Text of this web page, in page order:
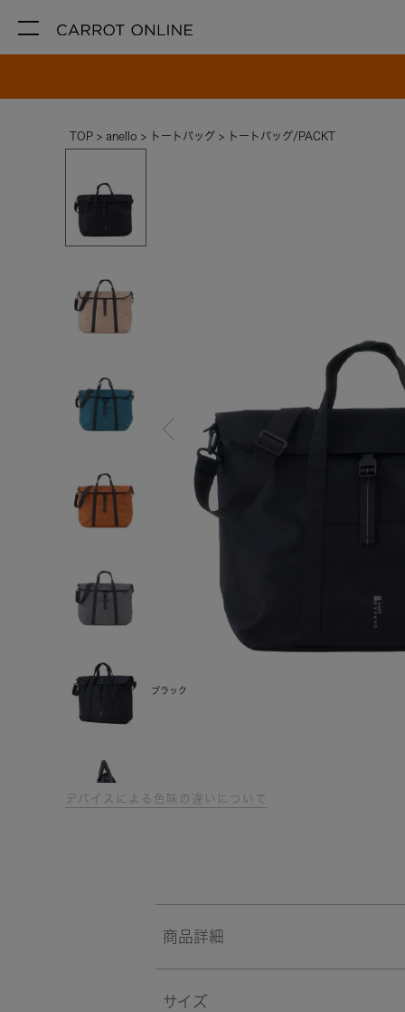
TOP anello トートバッグ トートバッグ/PACKT
ブラック
デバイスによる色味の違いについて
商品詳細
サイズ